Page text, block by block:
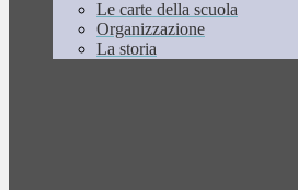
Le carte della scuola
Organizzazione
La storia